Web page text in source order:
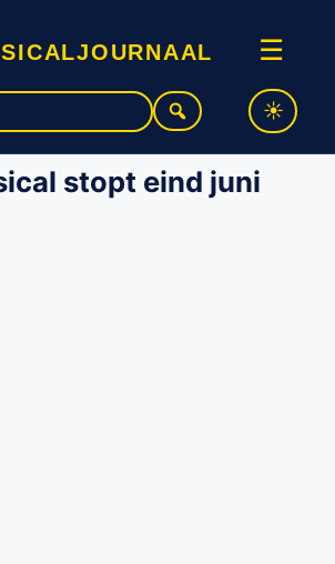
☰
stopt eind juni